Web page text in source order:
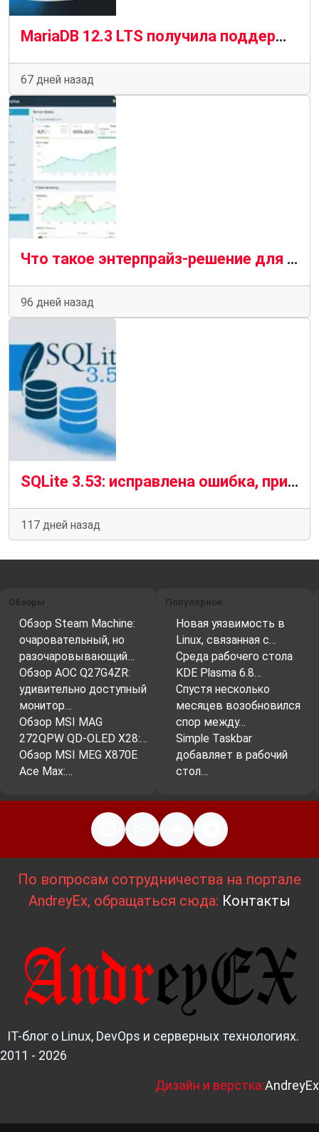
MariaDB 12.3 LTS получила поддержку до июня 2029 года
67 дней назад
Что такое энтерпрайз-решение для мониторинга PostgreSQL
96 дней назад
SQLite 3.53: исправлена ошибка, приводившая к повреждению WAL, добавлены новые возможности SQL
117 дней назад
Обзоры
Обзор Steam Machine:
очаровательный, но
разочаровывающий…
Обзор AOC Q27G4ZR:
удивительно доступный
монитор…
Обзор MSI MAG
272QPW QD-OLED X28:…
Обзор MSI MEG X870E
Ace Max:…
Популярное
Новая уязвимость в
Linux, связанная с…
Среда рабочего стола
KDE Plasma 6.8…
Спустя несколько
месяцев возобновился
спор между…
Simple Taskbar
добавляет в рабочий
стол…
По вопросам сотрудничества на портале
AndreyEx, обращаться сюда: Контакты
IT-блог о Linux, DevOps и серверных технологиях.
2011 - 2026
Дизайн и верстка:AndreyEx